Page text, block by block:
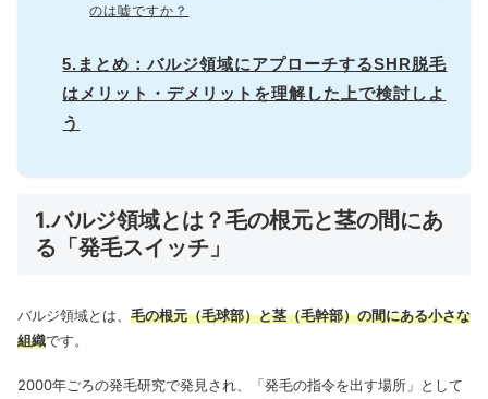
のは嘘ですか？
5.まとめ：バルジ領域にアプローチするSHR脱毛
はメリット・デメリットを理解した上で検討しよ
う
1.バルジ領域とは？毛の根元と茎の間にあ
る「発毛スイッチ」
バルジ領域とは、 毛の根元（毛球部）と茎（毛幹部）の間にある小さな
組織です。
2000年ごろの発毛研究で発見され、「発毛の指令を出す場所」として